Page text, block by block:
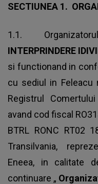
SECTIUNEA 1.
1.1. Organizatorul
INTERPRINDERE
si functionand in
cu sediul in Feleacu
Registrul
avand cod fiscal
BTRL RONC RT02
Transilvania,
Eneea, in calitate
continuare „